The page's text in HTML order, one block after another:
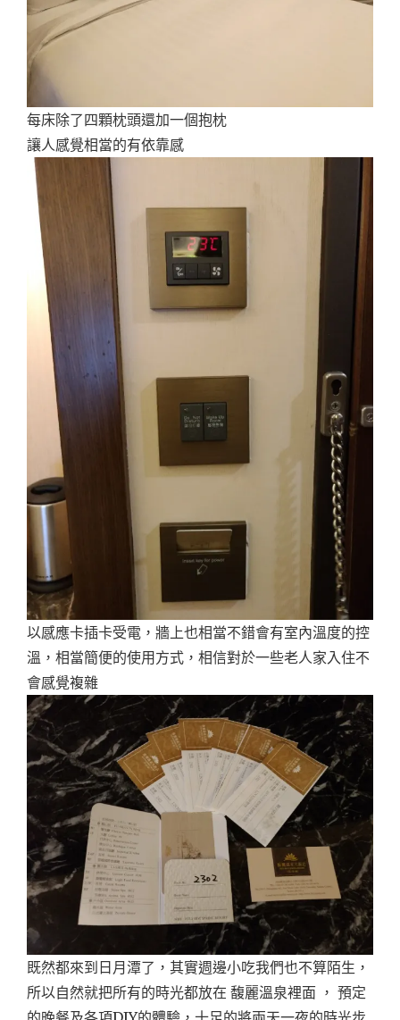
每床除了四顆枕頭還加一個抱枕
讓人感覺相當的有依靠感
以感應卡插卡受電，牆上也相當不錯會有室內溫度的控
溫，相當簡便的使用方式，相信對於一些老人家入住不
會感覺複雜
既然都來到日月潭了，其實週邊小吃我們也不算陌生，
所以自然就把所有的時光都放在 馥麗溫泉裡面 ， 預定